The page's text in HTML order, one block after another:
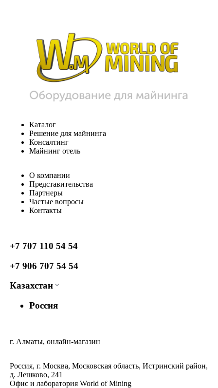
Каталог
Решение для майнинга
Консалтинг
Майнинг отель
О компании
Представительства
Партнеры
Частые вопросы
Контакты
+7 707 110 54 54
+7 906 707 54 54
Казахстан
Россия
г. Алматы, онлайн-магазин
Россия, г. Москва, Московская область, Истринский район,
д. Лешково, 241
Офис и лаборатория World of Mining